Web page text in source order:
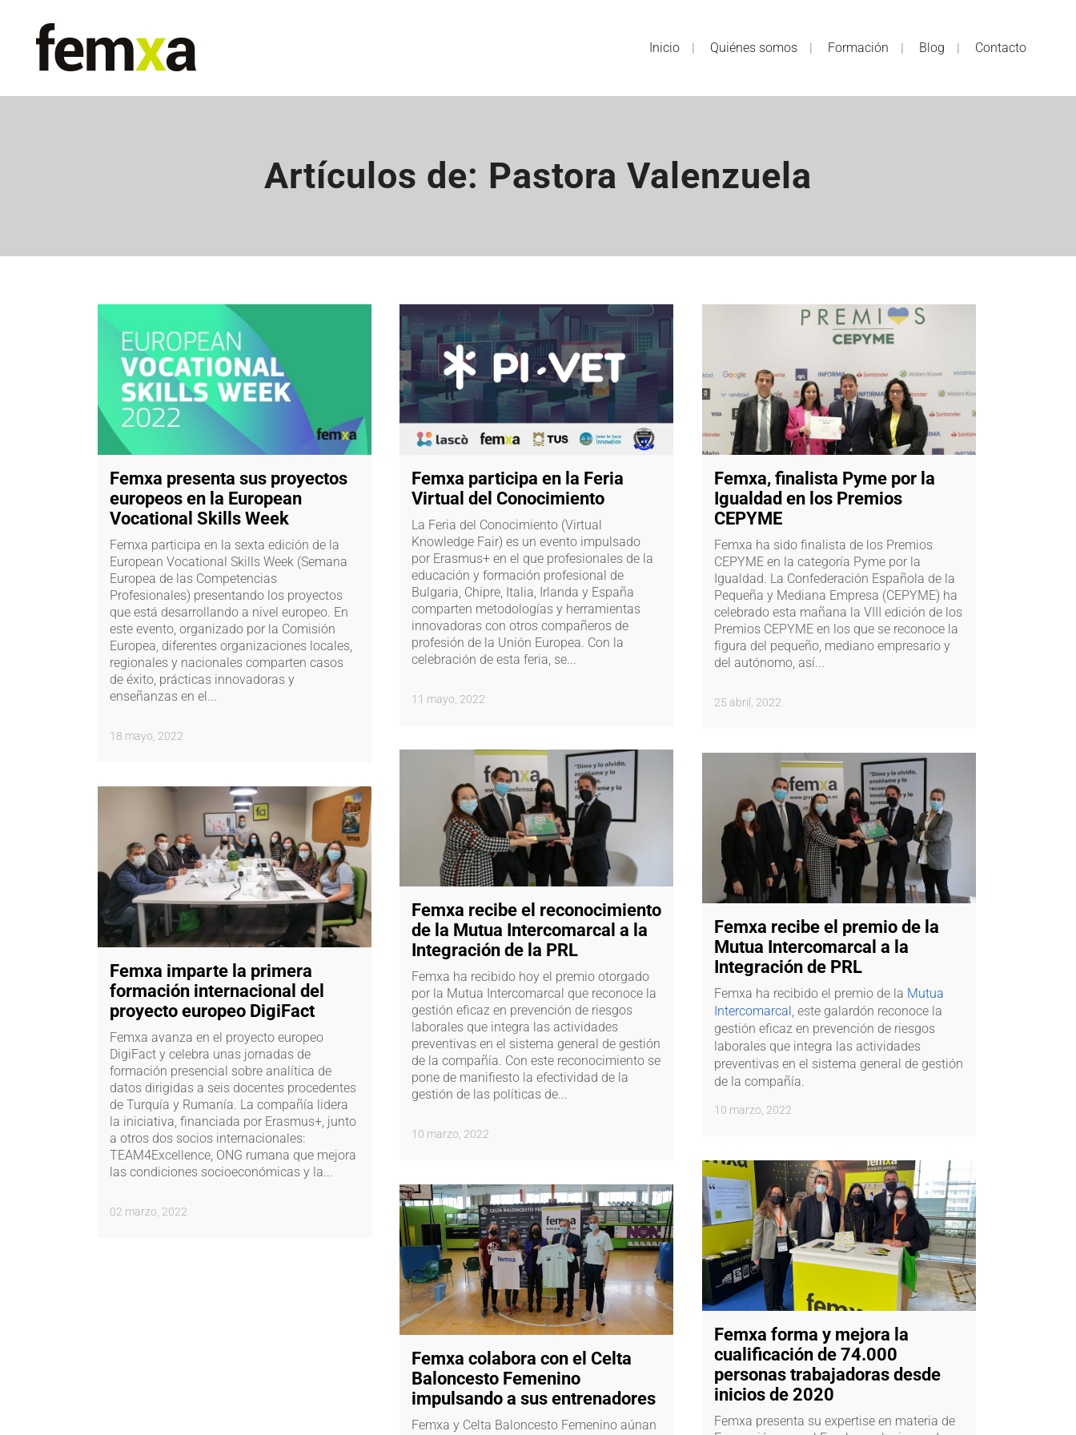
Inicio Quiénes somos Formación Blog Contacto
Artículos de: Pastora Valenzuela
Femxa presenta sus proyectos
europeos en la European
Vocational Skills Week
Femxa participa en la sexta edición de la
European Vocational Skills Week (Semana
Europea de las Competencias
Profesionales) presentando los proyectos
que está desarrollando a nivel europeo. En
este evento, organizado por la Comisión
Europea, diferentes organizaciones locales,
regionales y nacionales comparten casos
de éxito, prácticas innovadoras y
enseñanzas en el...
18 mayo, 2022
Femxa participa en la Feria
Virtual del Conocimiento
La Feria del Conocimiento (Virtual
Knowledge Fair) es un evento impulsado
por Erasmus+ en el que profesionales de la
educación y formación profesional de
Bulgaria, Chipre, Italia, Irlanda y España
comparten metodologías y herramientas
innovadoras con otros compañeros de
profesión de la Unión Europea. Con la
celebración de esta feria, se...
11 mayo, 2022
Femxa, finalista Pyme por la
Igualdad en los Premios
CEPYME
Femxa ha sido finalista de los Premios
CEPYME en la categoría Pyme por la
Igualdad. La Confederación Española de la
Pequeña y Mediana Empresa (CEPYME) ha
celebrado esta mañana la VIII edición de los
Premios CEPYME en los que se reconoce la
figura del pequeño, mediano empresario y
del autónomo, así...
25 abril, 2022
Femxa recibe el reconocimiento
de la Mutua Intercomarcal a la
Integración de la PRL
Femxa ha recibido hoy el premio otorgado
por la Mutua Intercomarcal que reconoce la
gestión eficaz en prevención de riesgos
laborales que integra las actividades
preventivas en el sistema general de gestión
de la compañía. Con este reconocimiento se
pone de manifiesto la efectividad de la
gestión de las políticas de...
10 marzo, 2022
Femxa recibe el premio de la
Mutua Intercomarcal a la
Integración de PRL
Femxa ha recibido el premio de la Mutua
Intercomarcal , este galardón reconoce la
gestión eficaz en prevención de riesgos
laborales que integra las actividades
preventivas en el sistema general de gestión
de la compañía.
10 marzo, 2022
Femxa imparte la primera
formación internacional del
proyecto europeo DigiFact
Femxa avanza en el proyecto europeo
DigiFact y celebra unas jornadas de
formación presencial sobre analítica de
datos dirigidas a seis docentes procedentes
de Turquía y Rumanía. La compañía lidera
la iniciativa, financiada por Erasmus+, junto
a otros dos socios internacionales:
TEAM4Excellence, ONG rumana que mejora
las condiciones socioeconómicas y la...
02 marzo, 2022
Femxa forma y mejora la
cualificación de 74.000
personas trabajadoras desde
inicios de 2020
Femxa presenta su expertise en materia de
Femxa colabora con el Celta
Baloncesto Femenino
impulsando a sus entrenadores
Femxa y Celta Baloncesto Femenino aúnan